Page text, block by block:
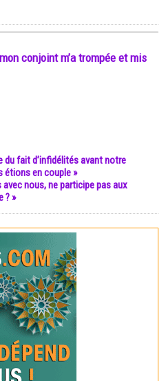
conjoint m’a trompée et mis
du fait d’infidélités avant notre
étions en couple »
avec nous, ne participe pas aux
? »